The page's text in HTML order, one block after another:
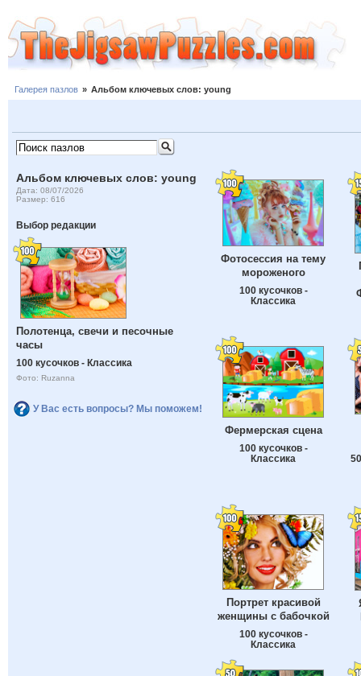
Галерея пазлов » Альбом ключевых слов: young
Альбом ключевых слов: young
Дата: 08/07/2026
Размер: 616
Выбор редакции
Полотенца, свечи и песочные
часы
100 кусочков - Классика
Фото: Ruzanna
У Вас есть вопросы? Мы поможем!
Фотосессия на тему
мороженого
100 кусочков -
Классика
Фермерская сцена
100 кусочков -
Классика
Портрет красивой
женщины с бабочкой
100 кусочков -
Классика